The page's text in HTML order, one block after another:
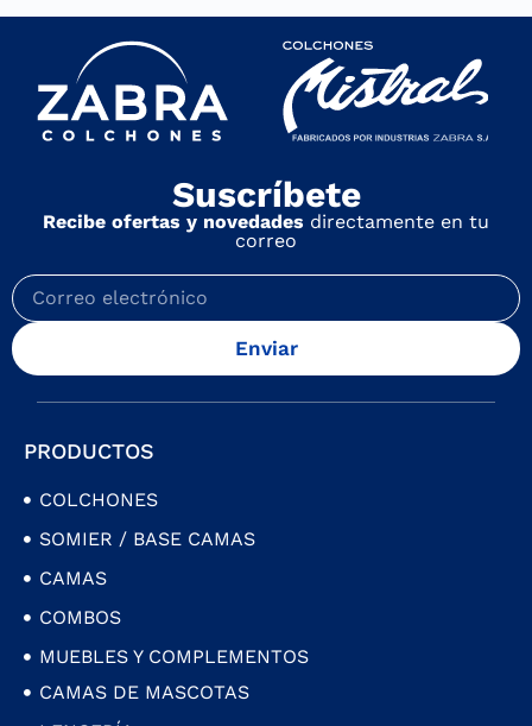
Suscríbete
Recibe ofertas y novedades directamente en tu
correo
Enviar
PRODUCTOS
COLCHONES
SOMIER / BASE CAMAS
CAMAS
COMBOS
MUEBLES Y COMPLEMENTOS
CAMAS DE MASCOTAS